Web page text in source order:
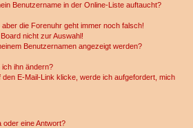
Benutzername in der Online-Liste auftaucht?
die Forenuhr geht immer noch falsch!
nicht zur Auswahl!
Benutzernamen angezeigt werden?
ihn ändern?
E-Mail-Link klicke, werde ich aufgefordert, mich
oder eine Antwort?